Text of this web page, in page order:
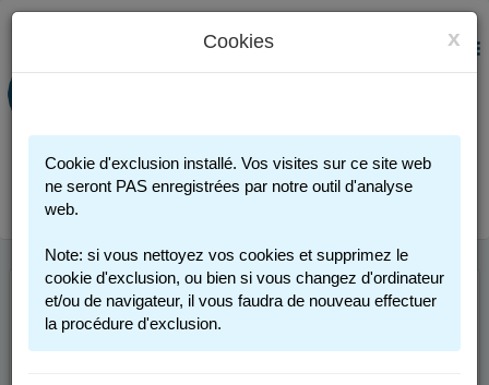
PORTAIL FAMILLE
Connexion
MENU
INSCRIPTION
SCOLAIRE
x
Cookies
Cookie d'exclusion installé. Vos visites sur ce site web
ne seront PAS enregistrées par notre outil d'analyse
web.
Note: si vous nettoyez vos cookies et supprimez le
cookie d'exclusion, ou bien si vous changez d'ordinateur
et/ou de navigateur, il vous faudra de nouveau effectuer
la procédure d'exclusion.